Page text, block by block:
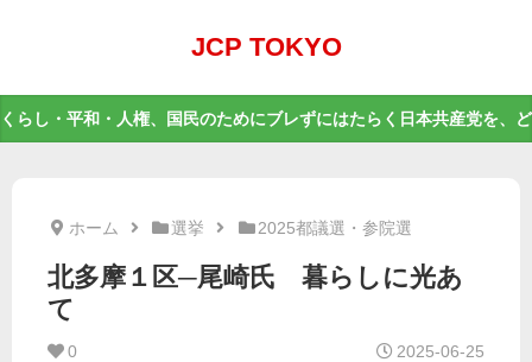
JCP TOKYO
くらし・平和・人権、国民のためにブレずにはたらく日本共産党を、
ホーム 選挙 2025都議選・参院選
北多摩１区─尾崎氏 暮らしに光あ
て
0 2025-06-25